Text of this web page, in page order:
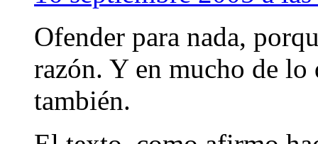
Ofender para nada,
razón. Y en mucho de lo
también.